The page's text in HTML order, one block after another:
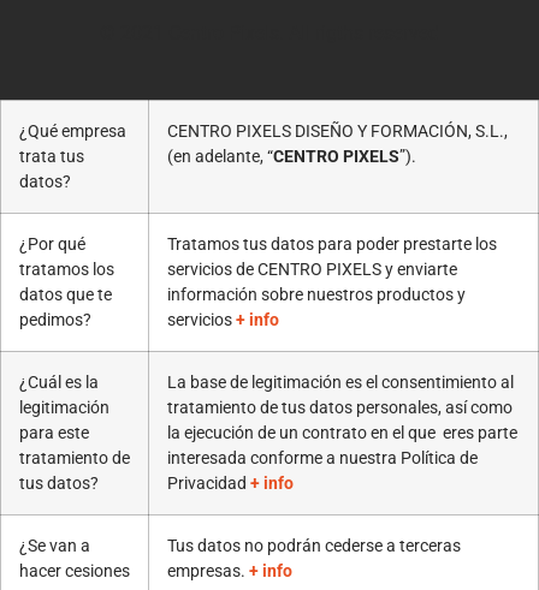
¿Qué empresa
trata tus
datos?
CENTRO PIXELS DISEÑO Y FORMACIÓN, S.L.,
(en adelante, “CENTRO PIXELS”).
¿Por qué
tratamos los
datos que te
pedimos?
Tratamos tus datos para poder prestarte los
servicios de CENTRO PIXELS y enviarte
información sobre nuestros productos y
servicios+ info
¿Cuál es la
legitimación
para este
tratamiento de
tus datos?
La base de legitimación es el consentimiento al
tratamiento de tus datos personales, así como
la ejecución de un contrato en el que eres parte
interesada conforme a nuestra Política de
Privacidad + info
¿Se van a
hacer cesiones
Tus datos no podrán cederse a terceras
empresas. + info